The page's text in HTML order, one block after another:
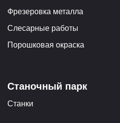
Фрезеровка металла
Слесарные работы
Порошковая окраска
Станочный парк
Станки